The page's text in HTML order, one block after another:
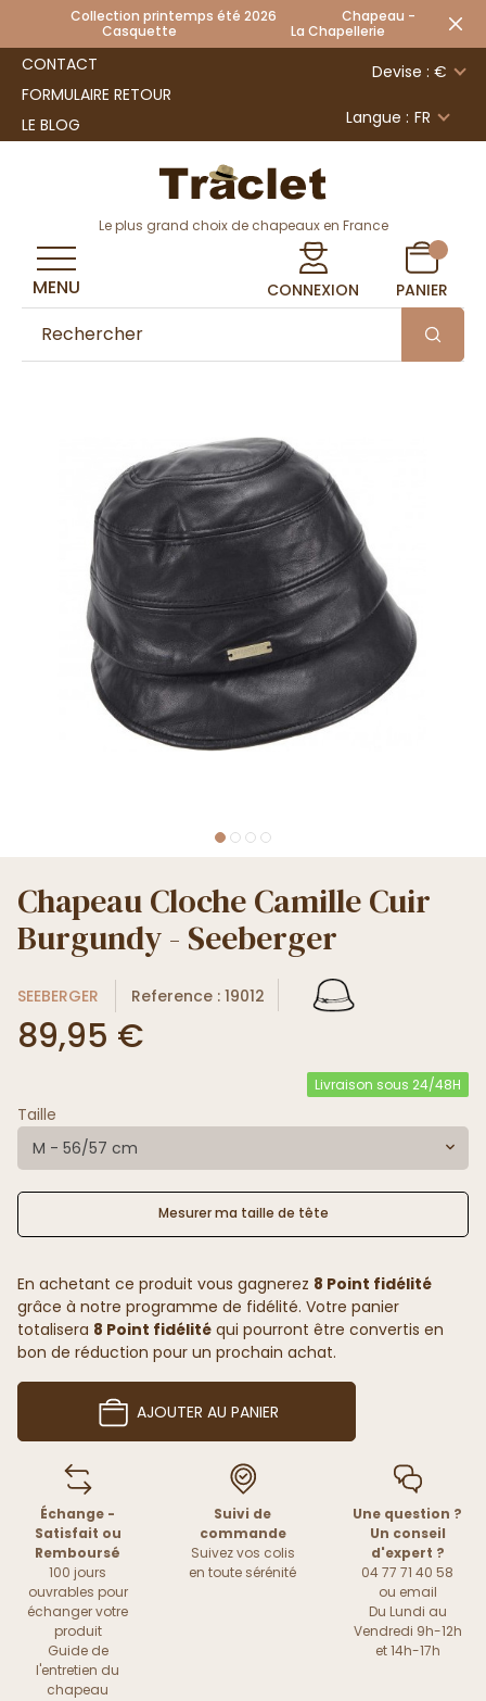
Collection printemps été 2026 Chapeau -
Casquette La Chapellerie
CONTACT
FORMULAIRE RETOUR
LE BLOG
Devise : €
Langue : FR
Le plus grand choix de chapeaux en France
CONNEXION PANIER
MENU
Chapeau Cloche Camille Cuir
Burgundy - Seeberger
SEEBERGER Reference : 19012
89,95 €
Livraison sous 24/48H
Taille
M - 56/57 cm
Mesurer ma taille de tête
En achetant ce produit vous gagnerez 8 Point fidélité
grâce à notre programme de fidélité. Votre panier
totalisera 8 Point fidélité qui pourront être convertis en
bon de réduction pour un prochain achat.
AJOUTER AU PANIER
Échange -
Satisfait ou
Remboursé
100 jours
ouvrables pour
échanger votre
produit
Guide de
l'entretien du
chapeau
Suivi de
commande
Suivez vos colis
en toute sérénité
Une question ?
Un conseil
d'expert ?
04 77 71 40 58
ou email
Du Lundi au
Vendredi 9h-12h
et 14h-17h